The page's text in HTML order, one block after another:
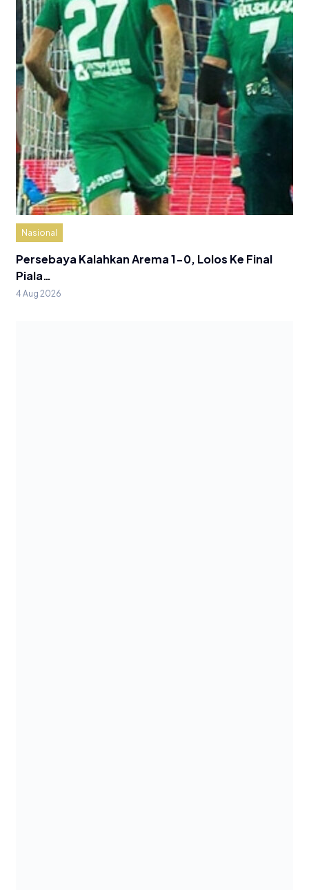
Nasional
Persebaya Kalahkan Arema 1-0, Lolos Ke Final
Piala…
4 Aug 2026